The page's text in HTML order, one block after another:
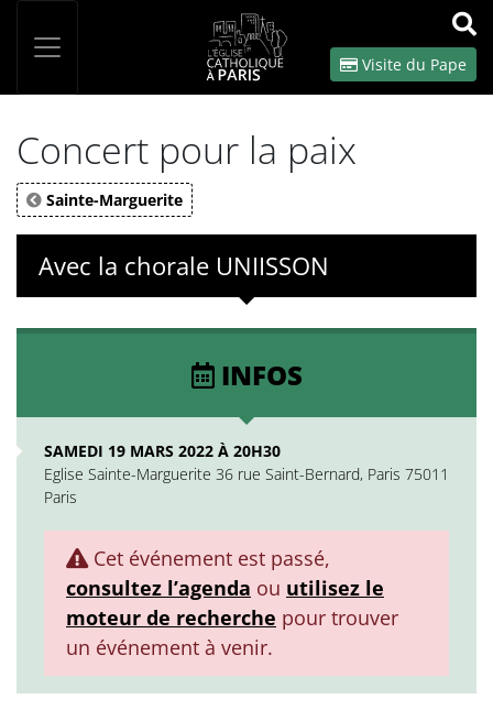
OK
Visite du Pape
Concert pour la paix
Sainte-Marguerite
Avec la chorale UNIISSON
INFOS
SAMEDI 19 MARS 2022 À 20H30
Eglise Sainte-Marguerite 36 rue Saint-Bernard, Paris 75011
Paris
Cet événement est passé,
consultez l’agenda ou utilisez le
moteur de recherche pour trouver
un événement à venir.
Panneau de gestion des cookies